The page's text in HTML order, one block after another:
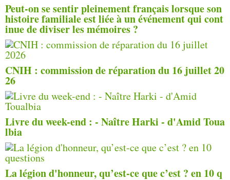
Peut-on se sentir pleinement français lorsque son
histoire familiale est liée à un événement qui cont
inue de diviser les mémoires ?
CNIH : commission de réparation du 16 juillet 20
26
Livre du week-end : - Naître Harki - d'Amid Toua
lbia
La légion d'honneur, qu’est-ce que c’est ? en 10 q